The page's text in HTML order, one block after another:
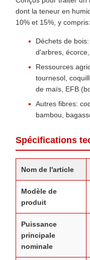
dont la teneur en
10% et 15%, y compris:
Déchets de
d'arbres,
Ressources
tournesol,
de maïs, EFB
Autres fibres:
bambou,
Spécifications
Nom de l'article
Modèle de
produit
Puissance
principale
nominale